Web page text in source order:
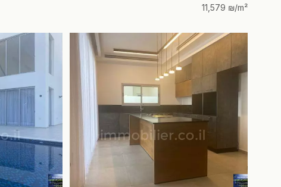
11,579 ₪/m²